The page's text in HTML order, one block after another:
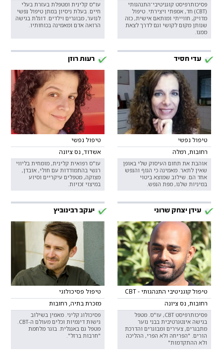
פסיכותרפיסט קוגניטיבי־התנהגותי
(CBT) חד, אמפתי ויצירתי. טיפול
מדויק, חווייתי ומותאם אישית, כזה
שנותן מקום לקושי וגם לדרך לצאת
ממנו.
עו"ס קלינית ומטפלת בעזרת בעלי
חיים. בעלת ניסיון במתן טיפול נפשי
לנוער, מבוגרים וילדים. דוגלת בגישה
הרואה אדם ומאמינה בכוחותיו.
עדי חסיד
טיפול נפשי
רחובות, רמלה
אוהבת את תחום העיסוק שלי באופן
שאין לתאר. מאמינה כי הגוף והנפש
אחד הם. שילוב שמוצא ביטוי
במיניות שלנו, מפת הנפש.
רעות רוזן
טיפול נפשי
אשדוד, נס ציונה
עו"ס רפואית קלינית, מומחית בליווי
רגשי בהתמודדות עם חולי, אובדן,
מצוקה, מטפלים עיקריים וסיוע
במיצוי זכויות.
עידן יצחק שרוני
טיפול קוגניטיבי התנהגותי - CBT
רחובות, נס ציונה
פסיכותרפיסט CBT, עו"ס. מטפל
בגישה אינטגרטיבית בבני נוער
מתבגרים, צעירים ומבוגרים והדרכת
הורים. "הפריחה ולא הפרי, ההליכה
ולא ההתקדמות"
יעקב רבינוביץ
טיפול פסיכולוגי
מזכרת בתיה, רחובות
פסיכולוג קליני. מאמין בשילוב
גישות דינמיות וכלים מעולם ה-CBT.
מטפל גם באנגלית. בוגר מלחמת
"חרבות ברזל".